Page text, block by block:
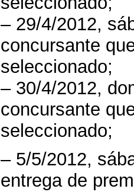
– 29/4/2012,
concursante
seleccionado;
– 30/4/2012,
concursante
seleccionado;
– 5/5/2012,
entrega de